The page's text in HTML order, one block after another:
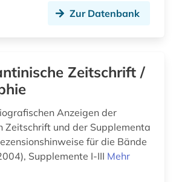
Zur Datenbank
Zeitschrift /
Anzeigen der
Zeitschrift und der Supplementa
für die Bände
Supplemente I-III Mehr